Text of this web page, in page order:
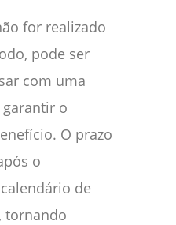
for realizado
pode ser
com uma
o
O prazo
o
de
tornando